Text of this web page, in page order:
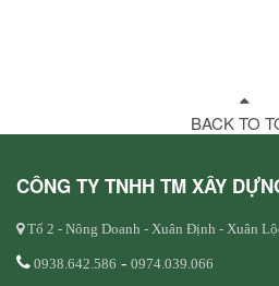
BACK TO
CÔNG TY TNHH TM XÂY
Tổ 2 - Nông Doanh - Xuân Định - Xuân
0938.642.586 - 0974.039.066